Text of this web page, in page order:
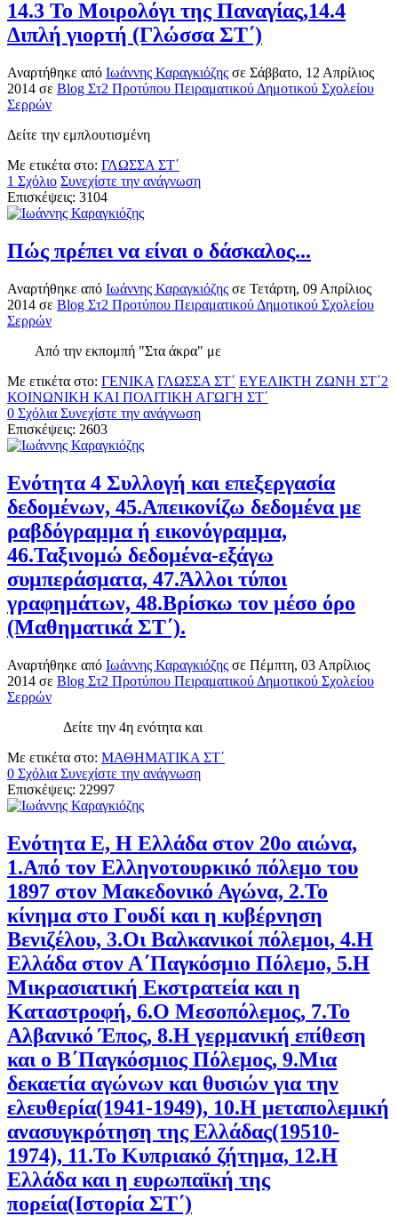
14.3 Το Μοιρολόγι της Παναγίας,14.4
Διπλή γιορτή (Γλώσσα ΣΤ΄)
Αναρτήθηκε από Ιωάννης Καραγκιόζης σε Σάββατο, 12 Απρίλιος
2014 σε Blog Στ2 Προτύπου Πειραματικού Δημοτικού Σχολείου
Σερρών
Δείτε την εμπλουτισμένη
Με ετικέτα στο: ΓΛΩΣΣΑ ΣΤ΄
1 Σχόλιο Συνεχίστε την ανάγνωση
Επισκέψεις: 3104
Πώς πρέπει να είναι ο δάσκαλος...
Αναρτήθηκε από Ιωάννης Καραγκιόζης σε Τετάρτη, 09 Απρίλιος
2014 σε Blog Στ2 Προτύπου Πειραματικού Δημοτικού Σχολείου
Σερρών
Από την εκπομπή "Στα άκρα" με
Με ετικέτα στο: ΓΕΝΙΚΑ ΓΛΩΣΣΑ ΣΤ΄ ΕΥΕΛΙΚΤΗ ΖΩΝΗ ΣΤ΄2
ΚΟΙΝΩΝΙΚΗ ΚΑΙ ΠΟΛΙΤΙΚΗ ΑΓΩΓΗ ΣΤ΄
0 Σχόλια Συνεχίστε την ανάγνωση
Επισκέψεις: 2603
Ενότητα 4 Συλλογή και επεξεργασία
δεδομένων, 45.Απεικονίζω δεδομένα με
ραβδόγραμμα ή εικονόγραμμα,
46.Ταξινομώ δεδομένα-εξάγω
συμπεράσματα, 47.Άλλοι τύποι
γραφημάτων, 48.Βρίσκω τον μέσο όρο
(Μαθηματικά ΣΤ΄).
Αναρτήθηκε από Ιωάννης Καραγκιόζης σε Πέμπτη, 03 Απρίλιος
2014 σε Blog Στ2 Προτύπου Πειραματικού Δημοτικού Σχολείου
Σερρών
Δείτε την 4η ενότητα και
Με ετικέτα στο: ΜΑΘΗΜΑΤΙΚΑ ΣΤ΄
0 Σχόλια Συνεχίστε την ανάγνωση
Επισκέψεις: 22997
Ενότητα Ε, Η Ελλάδα στον 20ο αιώνα,
1.Από τον Ελληνοτουρκικό πόλεμο του
1897 στον Μακεδονικό Αγώνα, 2.Το
κίνημα στο Γουδί και η κυβέρνηση
Βενιζέλου, 3.Οι Βαλκανικοί πόλεμοι, 4.Η
Ελλάδα στον Α΄Παγκόσμιο Πόλεμο, 5.Η
Μικρασιατική Εκστρατεία και η
Καταστροφή, 6.Ο Μεσοπόλεμος, 7.Το
Αλβανικό Έπος, 8.Η γερμανική επίθεση
και ο Β΄Παγκόσμιος Πόλεμος, 9.Μια
δεκαετία αγώνων και θυσιών για την
ελευθερία(1941-1949), 10.Η μεταπολεμική
ανασυγκρότηση της Ελλάδας(19510-
1974), 11.Το Κυπριακό ζήτημα, 12.Η
Ελλάδα και η ευρωπαϊκή της
πορεία(Ιστορία ΣΤ΄)